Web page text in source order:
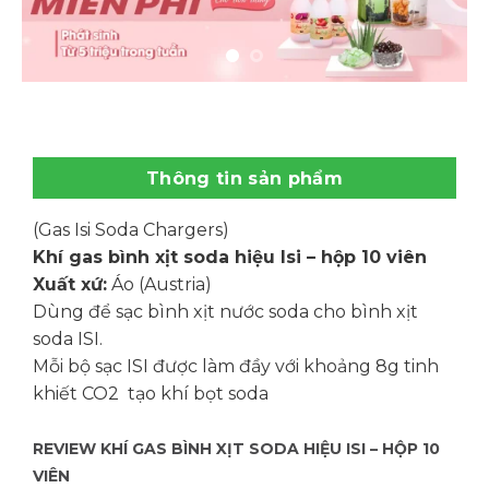
Thông tin sản phẩm
(Gas Isi Soda Chargers)
Khí gas bình xịt soda hiệu Isi – hộp 10 viên
Xuất xứ:Áo (Austria)
Dùng để sạc bình xịt nước soda cho bình xịt
soda ISI.
Mỗi bộ sạc ISI được làm đầy với khoảng 8g tinh
khiết CO2 tạo khí bọt soda
REVIEW KHÍ GAS BÌNH XỊT SODA HIỆU ISI – HỘP 10
VIÊN